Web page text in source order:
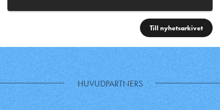
Till nyhetsarkivet
HUVUDPARTNERS